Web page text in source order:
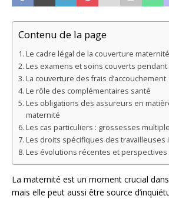
Contenu de la page
Le cadre légal de la couverture
Les examens et soins couverts
La couverture des frais d’accouchement
Le rôle des complémentaires santé
Les obligations des assureurs en
maternité
Les cas particuliers : grossesses
Les droits spécifiques des travailleuses
Les évolutions récentes et perspectives
La maternité est un moment crucial
mais elle peut aussi être source